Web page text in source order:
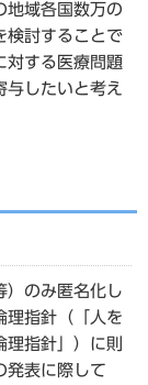
地域各国数万の
検討することで
対する医療問題
したいと考え
のみ匿名化し
理指針（「人を
指針」）に則
発表に際して